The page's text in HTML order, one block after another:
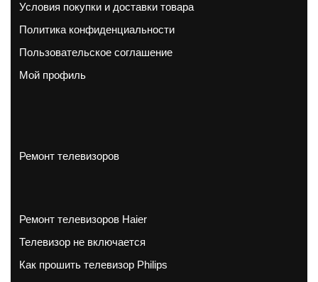
Условия покупки и доставки товара
Политика конфиденциальности
Пользовательское соглашение
Мой профиль
Ремонт телевизоров
Ремонт телевизоров Haier
Телевизор не включается
Как прошить телевизор Philips